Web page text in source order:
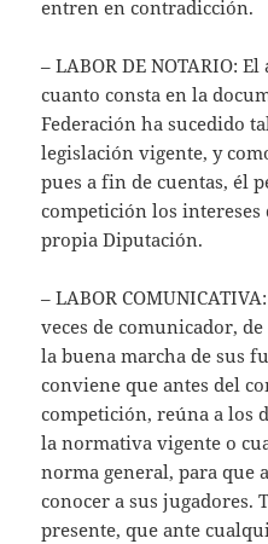
entren en contradicción.
– LABOR DE NOTARIO:
cuanto consta en la
Federación ha sucedido
legislación vigente, y
pues a fin de cuentas, él
competición los intereses
propia Diputación.
– LABOR
veces de comunicador,
la buena marcha de sus
conviene que antes del
competición, reúna a los
la normativa vigente o
norma general, para que
conocer a sus jugadores.
presente, que ante